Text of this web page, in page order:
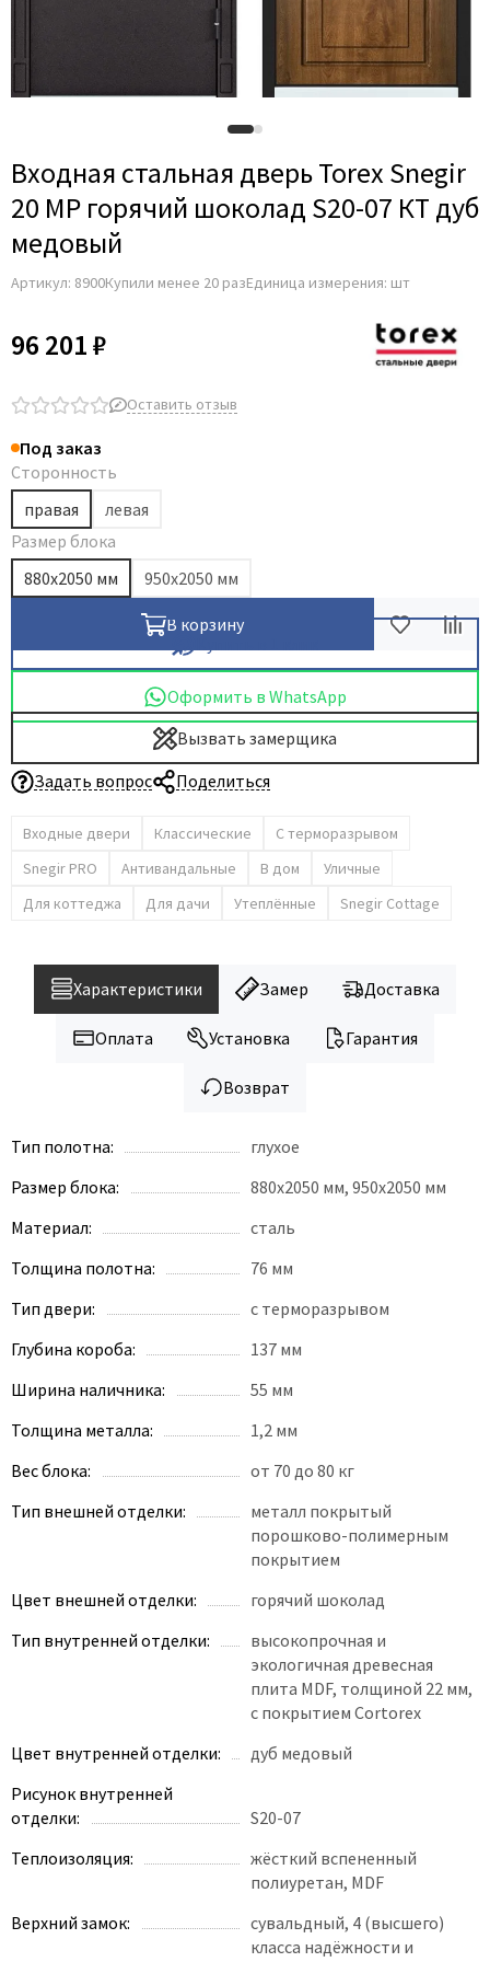
Входная стальная дверь Torex Snegir
20 MP горячий шоколад S20-07 КТ дуб
медовый
Артикул: 8900Купили менее 20 разЕдиница измерения: шт
96 201 ₽
Оставить отзыв
Под заказ
Сторонность
правая
левая
Размер блока
880х2050 мм
950х2050 мм
В корзину
Оформить в WhatsApp
Вызвать замерщика
Задать вопрос
Поделиться
Входные двери Классические
С терморазрывом
Snegir PRO
Антивандальные В дом
Уличные
Для коттеджа
Для дачи Утеплённые Snegir Cottage
Характеристики Замер Доставка
Оплата Установка Гарантия
Возврат
Тип полотна:
глухое
Размер блока:
880x2050 мм, 950x2050 мм
Материал:
сталь
Толщина полотна:
76 мм
Тип двери:
с терморазрывом
Глубина короба:
137 мм
Ширина наличника:
55 мм
Толщина металла:
1,2 мм
Вес блока:
от 70 до 80 кг
Тип внешней отделки:
металл покрытый
порошково-полимерным
покрытием
Цвет внешней отделки:
горячий шоколад
Тип внутренней отделки:
высокопрочная и
экологичная древесная
плита MDF, толщиной 22 мм,
с покрытием Cortorex
Цвет внутренней отделки:
дуб медовый
Рисунок внутренней
отделки:
S20-07
Теплоизоляция:
жёсткий вспененный
полиуретан, MDF
Верхний замок:
сувальдный, 4 (высшего)
класса надёжности и